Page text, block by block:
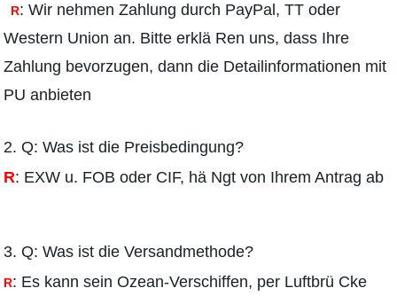
R: Wir nehmen Zahlung durch PayPal, TT oder
Western Union an. Bitte erklä Ren uns, dass Ihre
Zahlung bevorzugen, dann die Detailinformationen mit
PU anbieten
2.Q: Was ist die Preisbedingung?
R: EXW u. FOB oder CIF, hä Ngt von Ihrem Antrag ab
3.Q: Was ist die Versandmethode?
R: Es kann sein Ozean-Verschiffen, per Luftbrü Cke